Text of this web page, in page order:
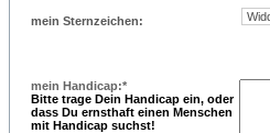
mein Sternzeichen:
mein Handicap:*
Bitte trage Dein Handicap ein, oder
dass Du ernsthaft einen Menschen
mit Handicap suchst!